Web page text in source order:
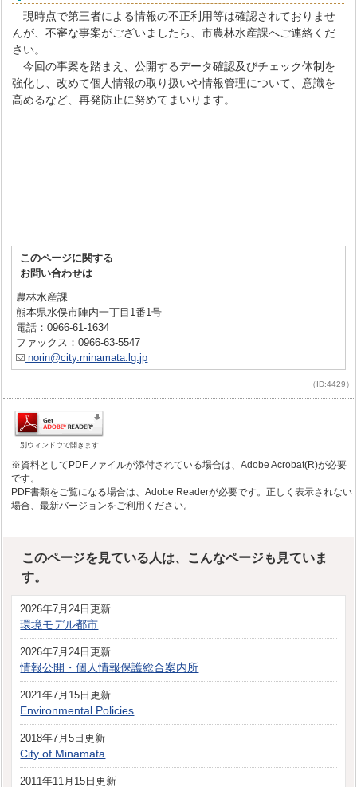
現時点で第三者による情報の不正利用等は確認されておりませ
んが、不審な事案がございましたら、市農林水産課へご連絡くだ
さい。
今回の事案を踏まえ、公開するデータ確認及びチェック体制を
強化し、改めて個人情報の取り扱いや情報管理について、意識を
高めるなど、再発防止に努めてまいります。
このページに関する
お問い合わせは
農林水産課
熊本県水俣市陣内一丁目1番1号
電話：0966-61-1634
ファックス：0966-63-5547
norin@city.minamata.lg.jp
（ID:4429）
別ウィンドウで開きます
※資料としてPDFファイルが添付されている場合は、Adobe Acrobat(R)が必要
です。
PDF書類をご覧になる場合は、Adobe Readerが必要です。正しく表示されない
場合、最新バージョンをご利用ください。
このページを見ている人は、こんなページも見ていま
す。
2026年7月24日更新
環境モデル都市
2026年7月24日更新
情報公開・個人情報保護総合案内所
2021年7月15日更新
Environmental Policies
2018年7月5日更新
City of Minamata
2011年11月15日更新